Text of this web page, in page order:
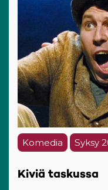
Komedia Syksy
Kiviä taskussa